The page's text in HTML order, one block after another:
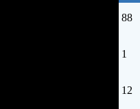
88
1
12